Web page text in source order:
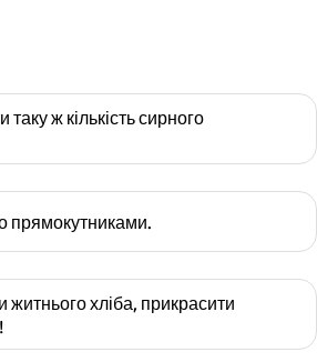
ж кількість сирного
прямокутниками.
хліба, прикрасити